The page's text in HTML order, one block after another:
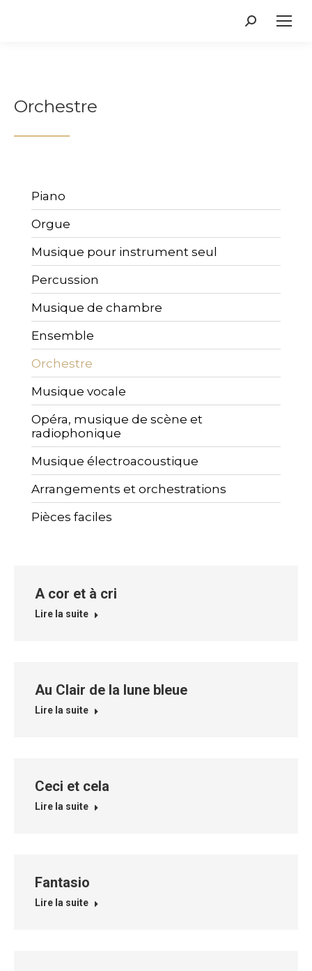
Recherche
Orchestre
Piano
Orgue
Musique pour instrument seul
Percussion
Musique de chambre
Ensemble
Orchestre
Musique vocale
Opéra, musique de scène et
radiophonique
Musique électroacoustique
Arrangements et orchestrations
Pièces faciles
A cor et à cri
Lire la suite
Au Clair de la lune bleue
Lire la suite
Ceci et cela
Lire la suite
Fantasio
Lire la suite